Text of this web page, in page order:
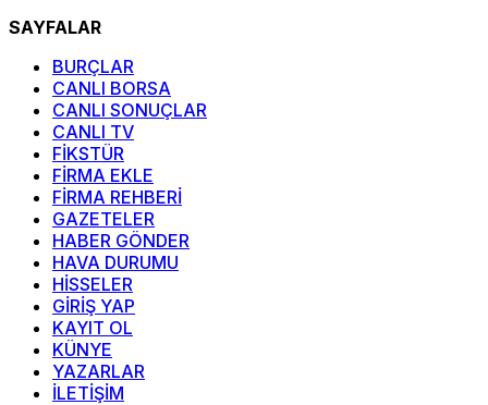
SAYFALAR
BURÇLAR
CANLI BORSA
CANLI SONUÇLAR
CANLI TV
FİKSTÜR
FİRMA EKLE
FİRMA REHBERİ
GAZETELER
HABER GÖNDER
HAVA DURUMU
HİSSELER
GİRİŞ YAP
KAYIT OL
KÜNYE
YAZARLAR
İLETİŞİM